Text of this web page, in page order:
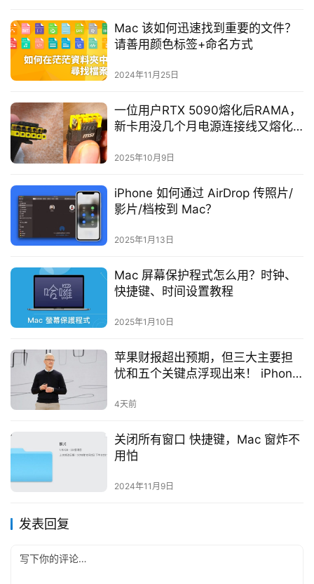
Mac 该如何迅速找到重要的文件？
请善用颜色标签+命名方式
2024年11月25日
一位用户RTX 5090熔化后RAMA，
新卡用没几个月电源连接线又熔化
2025年10月9日
iPhone 如何通过 AirDrop 传照片/
影片/档桉到 Mac？
2025年1月13日
Mac 屏幕保护程式怎么用？时钟、
快捷键、时间设置教程
2025年1月10日
苹果财报超出预期，但三大主要担
忧和五个关键点浮现出来！ iPhone
长
4天前
关闭所有窗口 快捷键，Mac 窗炸不
用怕
2024年11月9日
发表回复